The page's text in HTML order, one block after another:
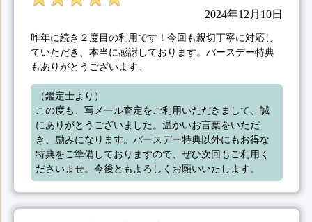
2024年12月10日
昨年に続き２度目の利用です！今回も親切丁寧に対応し
ていただき、本当に感謝しております。バースデー特典
もありがとうございます。
（鑑定士より）
この度も、写メール査定をご利用いただきまして、誠
にありがとうございました。温かいお言葉をいただ
き、励みになります。バースデー特典以外にもお得な
特典をご準備しておりますので、ぜひ次回もご利用く
ださいませ。今後ともよろしくお願いいたします。